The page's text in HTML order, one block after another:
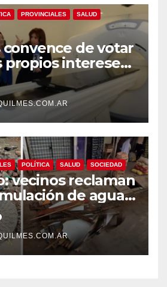
PROVINCIALES SALUD
convence de votar
propios intereses.
atrapada en la
POLÍTICA SALUD SOCIEDAD
vecinos reclaman
de agua,
y barro en